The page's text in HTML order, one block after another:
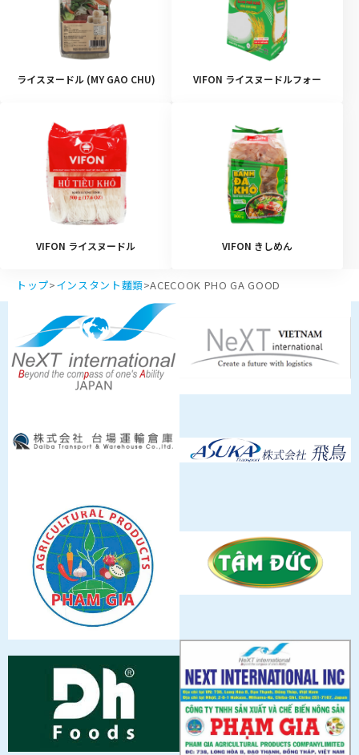
ライスヌードル (MY GAO CHU) VIFON ライスヌードルフォー
VIFON ライスヌードル VIFON きしめん
トップ>インスタント麵類>ACECOOK PHO GA GOOD